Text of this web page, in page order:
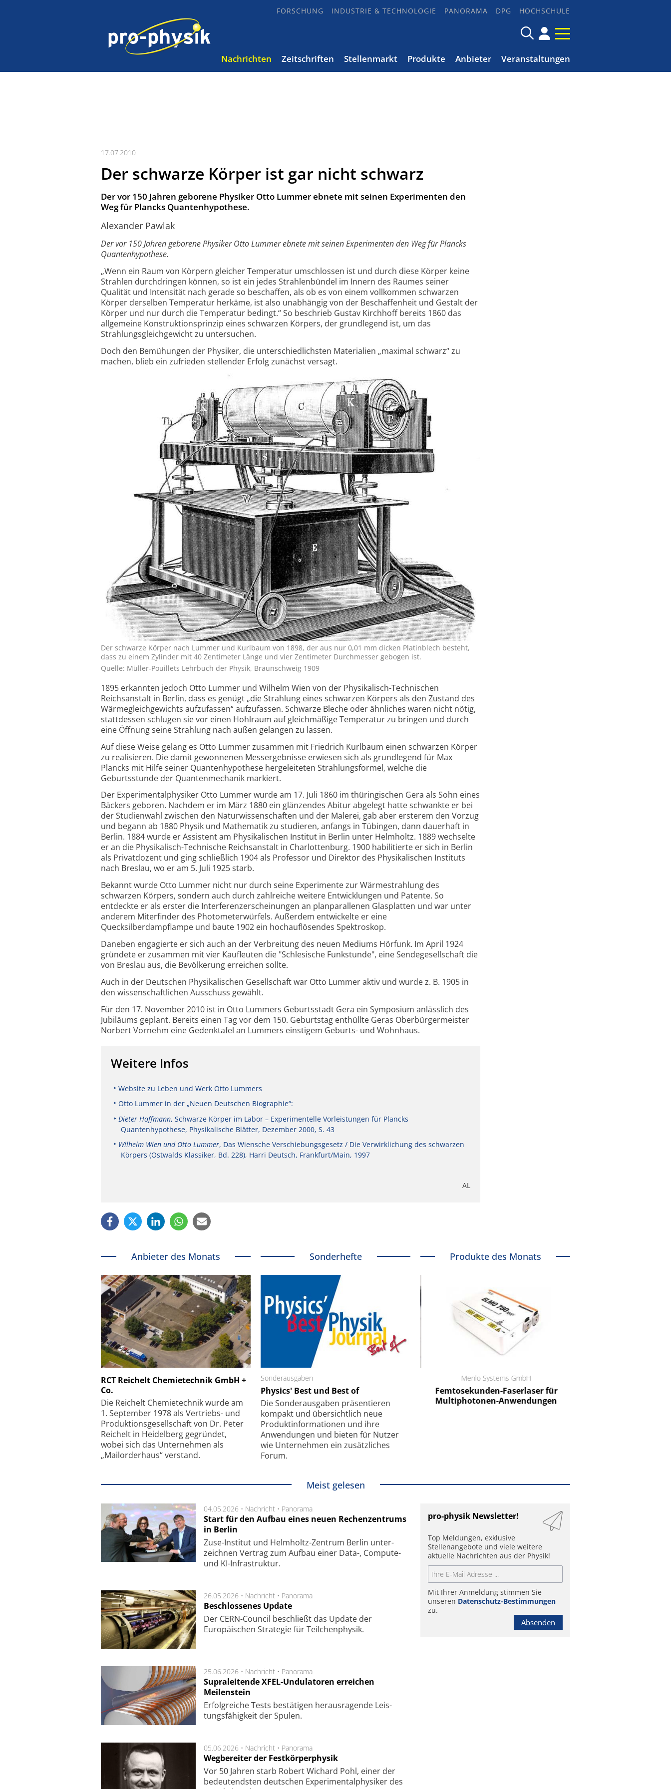
FORSCHUNG INDUSTRIE & TECHNOLOGIE PANORAMA DPG HOCHSCHULE
Nachrichten Zeitschriften Stellenmarkt Produkte Anbieter Veranstaltungen
17.07.2010
Der schwarze Körper ist gar nicht schwarz
Der vor 150 Jahren geborene Physiker Otto Lummer ebnete mit seinen Experimenten den
Weg für Plancks Quantenhypothese.
Alexander Pawlak
Der vor 150 Jahren geborene Physiker Otto Lummer ebnete mit seinen Experimenten den Weg für Plancks
Quantenhypothese.
„Wenn ein Raum von Körpern gleicher Temperatur umschlossen ist und durch diese Körper keine
Strahlen durchdringen können, so ist ein jedes Strahlenbündel im Innern des Raumes seiner
Qualität und Intensität nach gerade so beschaffen, als ob es von einem vollkommen schwarzen
Körper derselben Temperatur herkäme, ist also unabhängig von der Beschaffenheit und Gestalt der
Körper und nur durch die Temperatur bedingt.“ So beschrieb Gustav Kirchhoff bereits 1860 das
allgemeine Konstruktionsprinzip eines schwarzen Körpers, der grundlegend ist, um das
Strahlungsgleichgewicht zu untersuchen.
Doch den Bemühungen der Physiker, die unterschiedlichsten Materialien „maximal schwarz“ zu
machen, blieb ein zufrieden stellender Erfolg zunächst versagt.
Der schwarze Körper nach Lummer und Kurlbaum von 1898, der aus nur 0,01 mm dicken Platinblech besteht,
dass zu einem Zylinder mit 40 Zentimeter Länge und vier Zentimeter Durchmesser gebogen ist.
Quelle: Müller-Pouillets Lehrbuch der Physik, Braunschweig 1909
1895 erkannten jedoch Otto Lummer und Wilhelm Wien von der Physikalisch-Technischen
Reichsanstalt in Berlin, dass es genügt „die Strahlung eines schwarzen Körpers als den Zustand des
Wärmegleichgewichts aufzufassen“ aufzufassen. Schwarze Bleche oder ähnliches waren nicht nötig,
stattdessen schlugen sie vor einen Hohlraum auf gleichmäßige Temperatur zu bringen und durch
eine Öffnung seine Strahlung nach außen gelangen zu lassen.
Auf diese Weise gelang es Otto Lummer zusammen mit Friedrich Kurlbaum einen schwarzen Körper
zu realisieren. Die damit gewonnenen Messergebnisse erwiesen sich als grundlegend für Max
Plancks mit Hilfe seiner Quantenhypothese hergeleiteten Strahlungsformel, welche die
Geburtsstunde der Quantenmechanik markiert.
Der Experimentalphysiker Otto Lummer wurde am 17. Juli 1860 im thüringischen Gera als Sohn eines
Bäckers geboren. Nachdem er im März 1880 ein glänzendes Abitur abgelegt hatte schwankte er bei
der Studienwahl zwischen den Naturwissenschaften und der Malerei, gab aber ersterem den Vorzug
und begann ab 1880 Physik und Mathematik zu studieren, anfangs in Tübingen, dann dauerhaft in
Berlin. 1884 wurde er Assistent am Physikalischen Institut in Berlin unter Helmholtz. 1889 wechselte
er an die Physikalisch-Technische Reichsanstalt in Charlottenburg. 1900 habilitierte er sich in Berlin
als Privatdozent und ging schließlich 1904 als Professor und Direktor des Physikalischen Instituts
nach Breslau, wo er am 5. Juli 1925 starb.
Bekannt wurde Otto Lummer nicht nur durch seine Experimente zur Wärmestrahlung des
schwarzen Körpers, sondern auch durch zahlreiche weitere Entwicklungen und Patente. So
entdeckte er als erster die Interferenzerscheinungen an planparallenen Glasplatten und war unter
anderem Miterfinder des Photometerwürfels. Außerdem entwickelte er eine
Quecksilberdampflampe und baute 1902 ein hochauflösendes Spektroskop.
Daneben engagierte er sich auch an der Verbreitung des neuen Mediums Hörfunk. Im April 1924
gründete er zusammen mit vier Kaufleuten die "Schlesische Funkstunde", eine Sendegesellschaft die
von Breslau aus, die Bevölkerung erreichen sollte.
Auch in der Deutschen Physikalischen Gesellschaft war Otto Lummer aktiv und wurde z. B. 1905 in
den wissenschaftlichen Ausschuss gewählt.
Für den 17. November 2010 ist in Otto Lummers Geburtsstadt Gera ein Symposium anlässlich des
Jubiläums geplant. Bereits einen Tag vor dem 150. Geburtstag enthüllte Geras Oberbürgermeister
Norbert Vornehm eine Gedenktafel an Lummers einstigem Geburts- und Wohnhaus.
Weitere Infos
Website zu Leben und Werk Otto Lummers
Otto Lummer in der „Neuen Deutschen Biographie“:
Dieter Hoffmann, Schwarze Körper im Labor – Experimentelle Vorleistungen für Plancks
Quantenhypothese, Physikalische Blätter, Dezember 2000, S. 43
Wilhelm Wien und Otto Lummer, Das Wiensche Verschiebungsgesetz / Die Verwirklichung des schwarzen
Körpers (Ostwalds Klassiker, Bd. 228), Harri Deutsch, Frankfurt/Main, 1997
AL
Anbieter des Monats
RCT Reichelt Chemietechnik GmbH +
Co.
Die Reichelt Chemietechnik wurde am
1. September 1978 als Vertriebs- und
Produktionsgesellschaft von Dr. Peter
Reichelt in Heidelberg gegründet,
wobei sich das Unternehmen als
„Mailorderhaus“ verstand.
Sonderhefte
Sonderausgaben
Physics' Best und Best of
Die Sonder­ausgaben präsentieren
kompakt und übersichtlich neue
Produkt­informationen und ihre
Anwendungen und bieten für Nutzer
wie Unternehmen ein zusätzliches
Forum.
Produkte des Monats
Schäfter + Kirchhoff GmbH
Feinfokussierungsmechanismus
Elektronenmikroskopie auf
kleinstem Raum
Menlo Systems GmbH
Femtosekunden-Faserlaser für
Multiphotonen-Anwendungen
Meist gelesen
04.05.2026 • Nachricht • Panorama
Start für den Aufbau eines neuen Rechenzentrums
in Berlin
Zuse-Insti­tut und Helm­holtz-Zen­trum Ber­lin un­ter­
zeich­nen Ver­trag zum Auf­bau einer Data-, Compute-
und KI-Infra­struk­tur.
26.05.2026 • Nachricht • Panorama
Beschlossenes Update
Der CERN-Council beschließt das Update der
Europäischen Strategie für Teilchenphysik.
25.06.2026 • Nachricht • Panorama
Supraleitende XFEL-Undulatoren erreichen
Meilenstein
Er­folg­rei­che Tests be­stä­ti­gen he­raus­ra­gen­de Leis­
tungs­fä­hig­keit der Spu­len.
05.06.2026 • Nachricht • Panorama
Wegbereiter der Festkörperphysik
Vor 50 Jahren starb Robert Wichard Pohl, einer der
bedeutendsten deutschen Experimentalphysiker des
pro-physik Newsletter!
Top Meldungen, exklusive
Stellenangebote und viele weitere
aktuelle Nachrichten aus der Physik!
Mit Ihrer Anmeldung stimmen Sie
unseren Datenschutz-Bestimmungen
zu.
Absenden